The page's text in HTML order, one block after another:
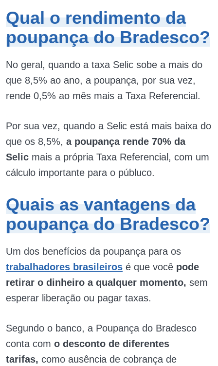
Qual o rendimento da
poupança do Bradesco?
No geral, quando a taxa Selic sobe a mais do
que 8,5% ao ano, a poupança, por sua vez,
rende 0,5% ao mês mais a Taxa Referencial.
Por sua vez, quando a Selic está mais baixa do
que os 8,5%, a poupança rende 70% da
Selic mais a própria Taxa Referencial, com um
cálculo importante para o públuco.
Quais as vantagens da
poupança do Bradesco?
Um dos benefícios da poupança para os
trabalhadores brasileiros é que você pode
retirar o dinheiro a qualquer momento, sem
esperar liberação ou pagar taxas.
Segundo o banco, a Poupança do Bradesco
conta com o desconto de diferentes
tarifas, como ausência de cobrança de